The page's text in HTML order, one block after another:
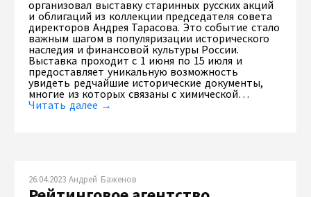
организовал выставку старинных русских акций
и облигаций из коллекции председателя совета
директоров Андрея Тарасова. Это событие стало
важным шагом в популяризации исторического
наследия и финансовой культуры России.
Выставка проходит с 1 июня по 15 июля и
предоставляет уникальную возможность
увидеть редчайшие исторические документы,
многие из которых связаны с химической…
Читать далее →
26.04.2023 Андрей Баженов